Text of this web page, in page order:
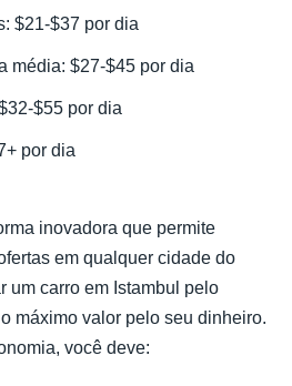
$21-$37 por dia
média: $27-$45 por dia
$55 por dia
por dia
inovadora que permite
em qualquer cidade do
um carro em Istambul pelo
máximo valor pelo seu dinheiro.
você deve: